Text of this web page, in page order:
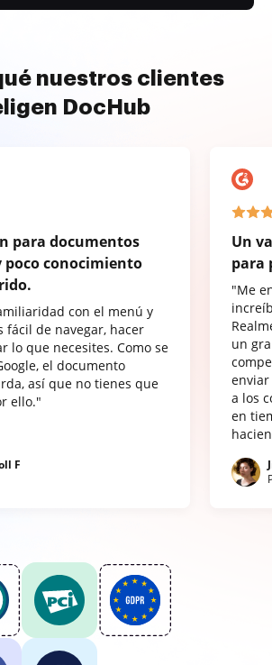
nuestros clientes
DocHub
para documentos
poco conocimiento
con el menú y
fácil de navegar, hacer
lo que necesites. Como se
el documento
así que no tienes que
ello."
F
Un
para
"Me
un
a los
en